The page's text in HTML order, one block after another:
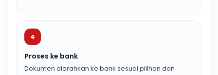
4
Proses ke bank
Dokumen diarahkan ke bank sesuai pilihan dan